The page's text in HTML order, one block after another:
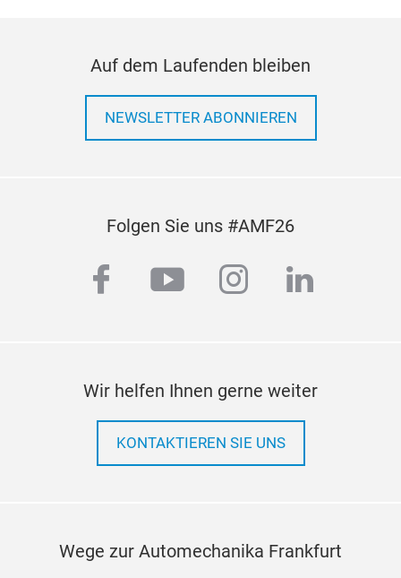
Auf dem Laufenden bleiben
NEWSLETTER ABONNIEREN
Folgen Sie uns #AMF26
facebook
youtubeinstagram
linkedin
Wir helfen Ihnen gerne weiter
KONTAKTIEREN SIE UNS
Wege zur Automechanika Frankfurt